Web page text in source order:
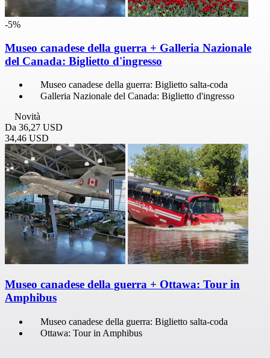
-5%
Museo canadese della guerra + Galleria Nazionale
del Canada: Biglietto d'ingresso
Museo canadese della guerra: Biglietto salta-coda
Galleria Nazionale del Canada: Biglietto d'ingresso
Novità
Da 36,27 USD
34,46 USD
Museo canadese della guerra + Ottawa: Tour in
Amphibus
Museo canadese della guerra: Biglietto salta-coda
Ottawa: Tour in Amphibus